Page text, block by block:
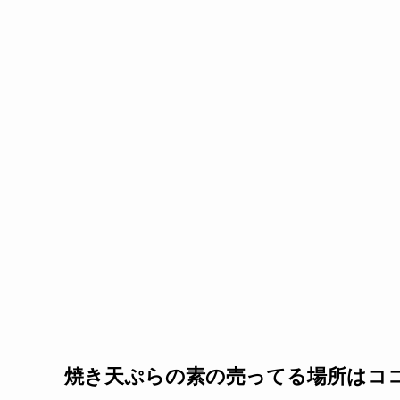
焼き天ぷらの素の売ってる場所はコ